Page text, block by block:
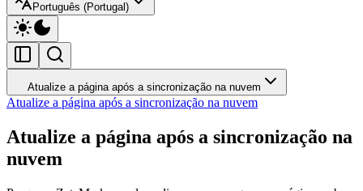
Português (Portugal)
Atualize a página após a sincronização na nuvem
Atualize a página após a sincronização na nuvem
Atualize a página após a sincronização na
nuvem